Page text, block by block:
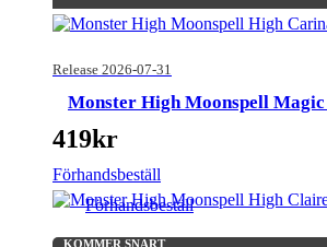
Release 2026-07-31
Monster High Moonspell
419kr
Förhandsbeställ
KOMMER SNART
Förhandsbeställ